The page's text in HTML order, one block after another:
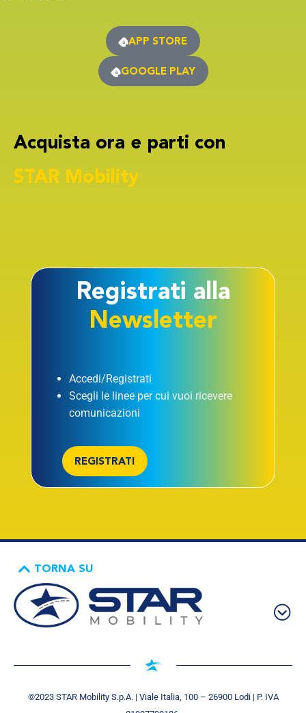
APP STORE
GOOGLE PLAY
Acquista ora e parti con
STAR Mobility
Registrati alla
Newsletter
Accedi/Registrati
Scegli le linee per cui vuoi ricevere
comunicazioni
REGISTRATI
TORNA SU
©2023 STAR Mobility S.p.A. | Viale Italia, 100 – 26900 Lodi | P. IVA